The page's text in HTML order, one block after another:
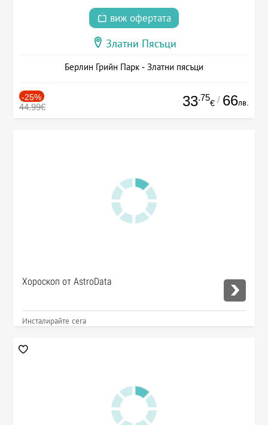
виж офертата
Златни Пясъци
Берлин Грийн Парк - Златни пясъци
-25%
44.99€ 33.75
€ / 66лв.
Хороскоп от AstroData
Инсталирайте сега